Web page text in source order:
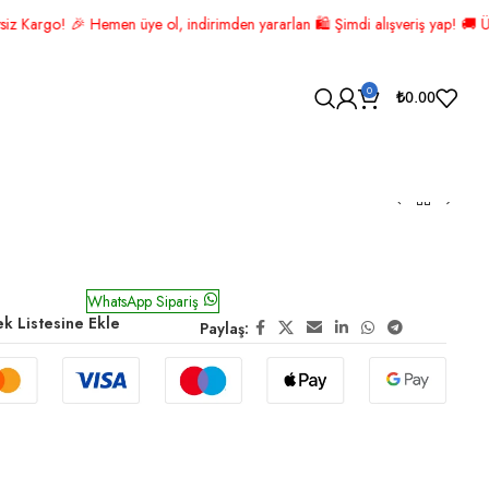
yararlan 🛍️ Şimdi alışveriş yap! 🚚 ÜCRETSİZ KARGO! 📦
0 ₺0.00
WhatsApp Sipariş
Listesine Ekle
Paylaş: